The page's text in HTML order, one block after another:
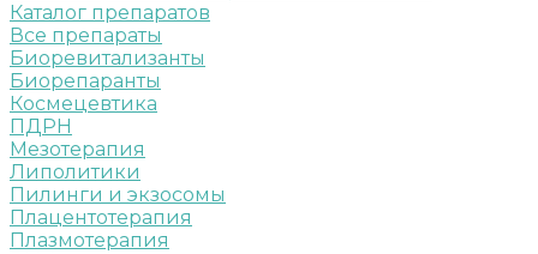
Каталог препаратов
Все препараты
Биоревитализанты
Биорепаранты
Космецевтика
ПДРН
Мезотерапия
Липолитики
Пилинги и экзосомы
Плацентотерапия
Плазмотерапия